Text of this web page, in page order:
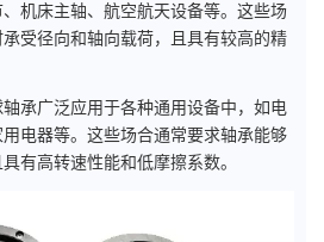
机床主轴、航空航天设备等。这些场
受径向和轴向载荷，且具有较高的精
广泛应用于各种通用设备中，如电
电器等。这些场合通常要求轴承能够
有高转速性能和低摩擦系数。